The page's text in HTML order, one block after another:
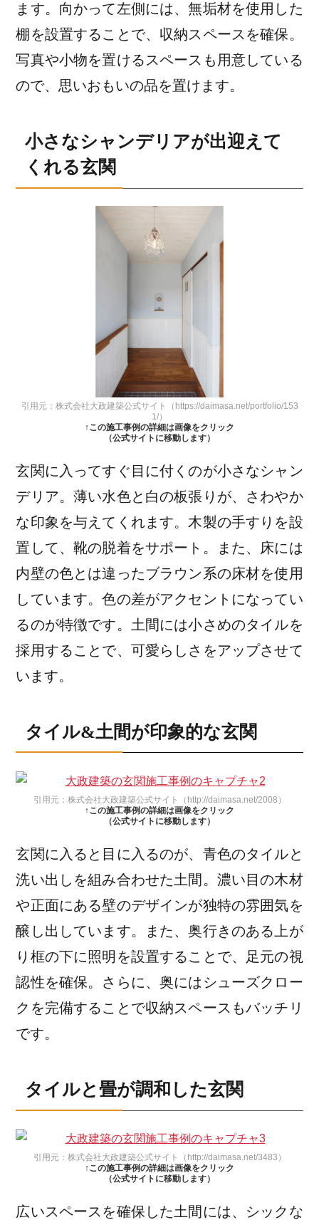
ます。向かって左側には、無垢材を使用した
棚を設置することで、収納スペースを確保。
写真や小物を置けるスペースも用意している
ので、思いおもいの品を置けます。
小さなシャンデリアが出迎えて
くれる玄関
引用元：株式会社大政建築公式サイト（https://daimasa.net/portfolio/153
1/）
↑この施工事例の詳細は画像をクリック
（公式サイトに移動します）
玄関に入ってすぐ目に付くのが小さなシャン
デリア。薄い水色と白の板張りが、さわやか
な印象を与えてくれます。木製の手すりを設
置して、靴の脱着をサポート。また、床には
内壁の色とは違ったブラウン系の床材を使用
しています。色の差がアクセントになってい
るのが特徴です。土間には小さめのタイルを
採用することで、可愛らしさをアップさせて
います。
タイル&土間が印象的な玄関
引用元：株式会社大政建築公式サイト（http://daimasa.net/2008）
↑この施工事例の詳細は画像をクリック
（公式サイトに移動します）
玄関に入ると目に入るのが、青色のタイルと
洗い出しを組み合わせた土間。濃い目の木材
や正面にある壁のデザインが独特の雰囲気を
醸し出しています。また、奥行きのある上が
り框の下に照明を設置することで、足元の視
認性を確保。さらに、奥にはシューズクロー
クを完備することで収納スペースもバッチリ
です。
タイルと畳が調和した玄関
引用元：株式会社大政建築公式サイト（http://daimasa.net/3483）
↑この施工事例の詳細は画像をクリック
（公式サイトに移動します）
広いスペースを確保した土間には、シックな